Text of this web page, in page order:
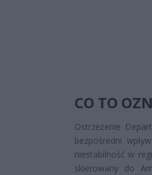
CO TO
Ostrzeżenie
bezpośredni
niestabilność w
skierowany do